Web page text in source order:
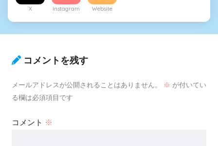
X Instagram Website
コメントを残す
メールアドレスが公開されることはありません。 ※ が付いてい
る欄は必須項目です
コメント ※